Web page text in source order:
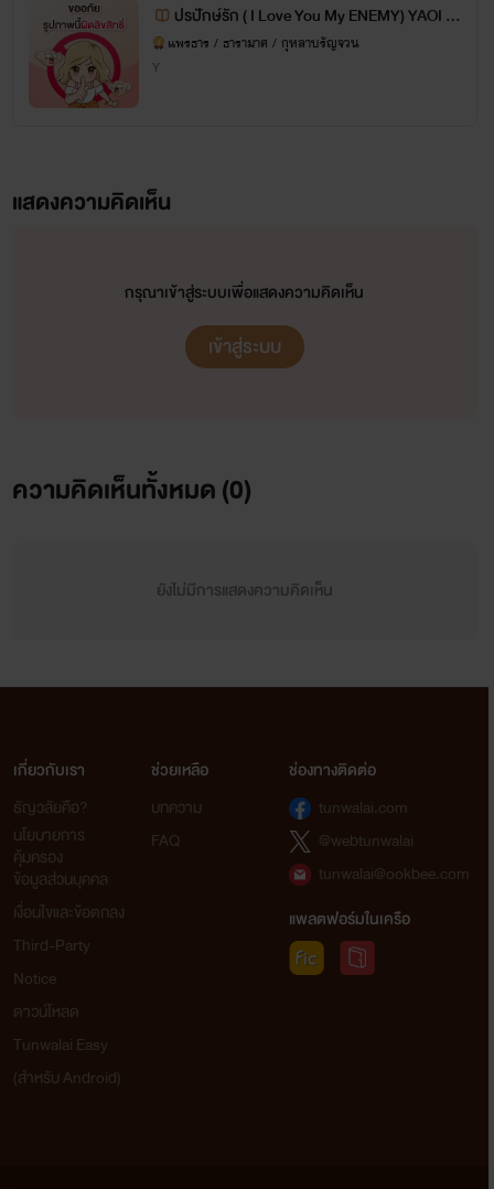
ปรปักษ์รัก ( I Love You My ENEMY) YAOI fi
c 2hj,คยูแซง,ยุนแจ,ซูยู
แพรธาร / ธารามาศ / กุหลาบรัญจวน
Y
แสดงความคิดเห็น
กรุณาเข้าสู่ระบบเพื่อแสดงความคิดเห็น
เข้าสู่ระบบ
ความคิดเห็นทั้งหมด (0)
ยังไม่มีการแสดงความคิดเห็น
เกี่ยวกับเรา
ธัญวลัยคือ?
นโยบายการ
คุ้มครอง
ข้อมูลส่วนบุคคล
เงื่อนไขและข้อตกลง
Third-Party
Notice
ดาวน์โหลด
Tunwalai Easy
(สำหรับ Android)
ช่วยเหลือ
บทความ
FAQ
ช่องทางติดต่อ
tunwalai.com
@webtunwalai
tunwalai@ookbee.com
แพลตฟอร์มในเครือ